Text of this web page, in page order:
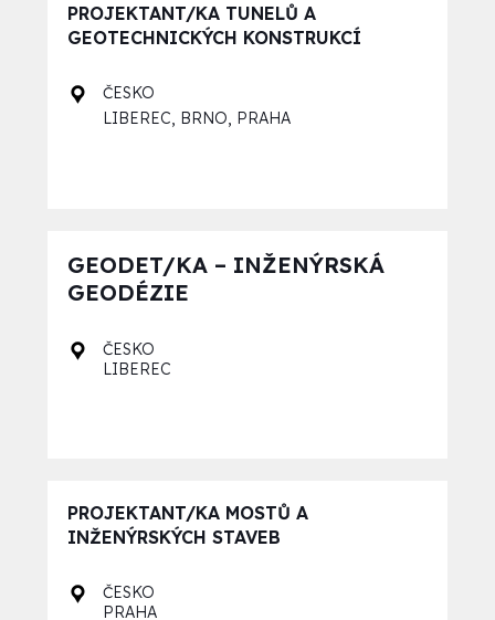
PROJEKTANT/KA TUNELŮ A
GEOTECHNICKÝCH KONSTRUKCÍ
ČESKO
LIBEREC BRNO PRAHA
GEODET/KA – INŽENÝRSKÁ
GEODÉZIE
ČESKO
LIBEREC
PROJEKTANT/KA MOSTŮ A
INŽENÝRSKÝCH STAVEB
ČESKO
PRAHA